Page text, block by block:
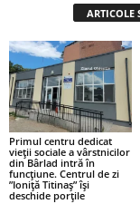
ARTICOLE
Primul centru dedicat
vieții sociale a vârstnicilor
din Bârlad intră în
funcțiune. Centrul de zi
”Ioniță Titinaș” își
deschide porțile